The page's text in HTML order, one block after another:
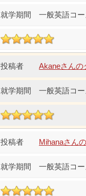
一般英語コ
Akaneさんの
一般英語コ
Mihanaさん
一般英語コ